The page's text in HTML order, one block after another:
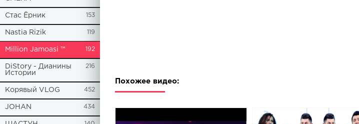
Стас Ёрник 153
Nastia Rizik 119
Million Jamoasi ™ 192
DiStory - Дианины
Истории
216
Корявый VLOG 452
JOHAN 434
Похожее видео: